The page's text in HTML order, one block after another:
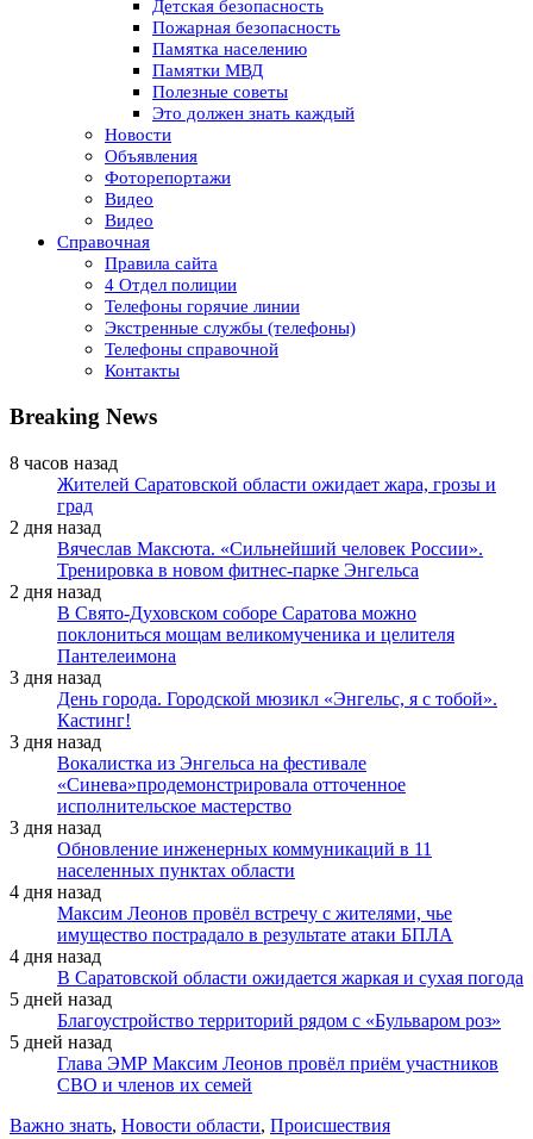
Детская безопасность
Пожарная безопасность
Памятка населению
Памятки МВД
Полезные советы
Это должен знать каждый
Новости
Объявления
Фоторепортажи
Видео
Видео
Справочная
Правила сайта
4 Отдел полиции
Телефоны горячие линии
Экстренные службы (телефоны)
Телефоны справочной
Контакты
Breaking News
8 часов назад
Жителей Саратовской области ожидает жара, грозы и
град
2 дня назад
Вячеслав Максюта. «Сильнейший человек России».
Тренировка в новом фитнес-парке Энгельса
2 дня назад
В Свято-Духовском соборе Саратова можно
поклониться мощам великомученика и целителя
Пантелеимона
3 дня назад
День города. Городской мюзикл «Энгельс, я с тобой».
Кастинг!
3 дня назад
Вокалистка из Энгельса на фестивале
«Синева»продемонстрировала отточенное
исполнительское мастерство
3 дня назад
Обновление инженерных коммуникаций в 11
населенных пунктах области
4 дня назад
Максим Леонов провёл встречу с жителями, чье
имущество пострадало в результате атаки БПЛА
4 дня назад
В Саратовской области ожидается жаркая и сухая погода
5 дней назад
Благоустройство территорий рядом с «Бульваром роз»
5 дней назад
Глава ЭМР Максим Леонов провёл приём участников
СВО и членов их семей
Важно знать, Новости области, Происшествия